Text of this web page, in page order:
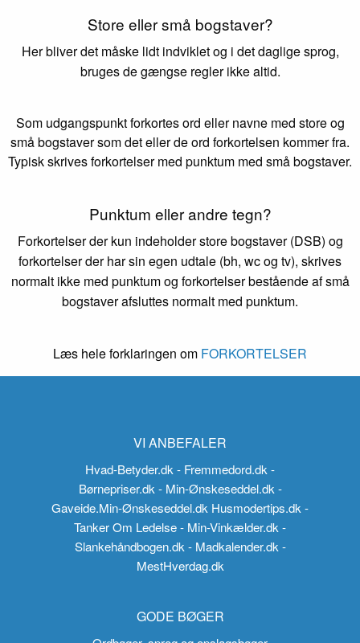
Store eller små bogstaver?
Her bliver det måske lidt indviklet og i det daglige sprog,
bruges de gængse regler ikke altid.
Som udgangspunkt forkortes ord eller navne med store og
små bogstaver som det eller de ord forkortelsen kommer fra.
Typisk skrives forkortelser med punktum med små bogstaver.
Punktum eller andre tegn?
Forkortelser der kun indeholder store bogstaver (DSB) og
forkortelser der har sin egen udtale (bh, wc og tv), skrives
normalt ikke med punktum og forkortelser bestående af små
bogstaver afsluttes normalt med punktum.
Læs hele forklaringen om FORKORTELSER
VI ANBEFALER
Hvad-Betyder.dk- Fremmedord.dk-
Børnepriser.dk - Min-Ønskeseddel.dk -
Gaveide.Min-Ønskeseddel.dk Husmodertips.dk-
Tanker Om Ledelse- Min-Vinkælder.dk-
Slankehåndbogen.dk - Madkalender.dk -
MestHverdag.dk
GODE BØGER